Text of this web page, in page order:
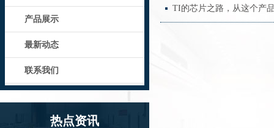
产品展示
最新动态
联系我们
热点资讯
TI的芯片之路，从这个产